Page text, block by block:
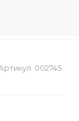
002745